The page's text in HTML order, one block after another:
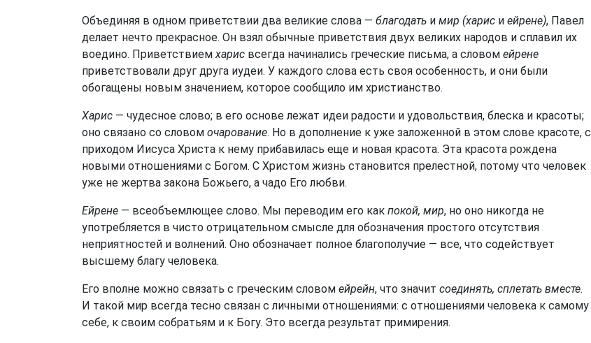
Объединяя в одном приветствии два великие слова — благодать и мир (харис и ейрене), Павел
делает нечто прекрасное. Он взял обычные приветствия двух великих народов и сплавил их
воедино. Приветствиемхарис всегда начинались греческие письма, а словом ейрене
приветствовали друг друга иудеи. У каждого слова есть своя особенность, и они были
обогащены новым значением, которое сообщило им христианство.
Харис — чудесное слово; в его основе лежат идеи радости и удовольствия, блеска и красоты;
оно связано со словом очарование. Но в дополнение к уже заложенной в этом слове красоте, с
приходом Иисуса Христа к нему прибавилась еще и новая красота. Эта красота рождена
новыми отношениями с Богом. С Христом жизнь становится прелестной, потому что человек
уже не жертва закона Божьего, а чадо Его любви.
Ейрене — всеобъемлющее слово. Мы переводим его как покой, мир, но оно никогда не
употребляется в чисто отрицательном смысле для обозначения простого отсутствия
неприятностей и волнений. Оно обозначает полное благополучие — все, что содействует
высшему благу человека.
Его вполне можно связать с греческим словом ейрейн, что значит соединять, сплетать вместе.
И такой мир всегда тесно связан с личными отношениями: с отношениями человека к самому
себе, к своим собратьям и к Богу. Это всегда результат примирения.